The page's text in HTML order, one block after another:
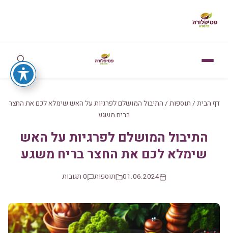
דף הבית / תוספות / התיבול המושלם לפרגיות על האש שימלא לכם את החצר
בריח משגע
התיבול המושלם לפרגיות על האש
שימלא לכם את החצר בריח משגע
01.06.2024 תוספות 0 תגובות